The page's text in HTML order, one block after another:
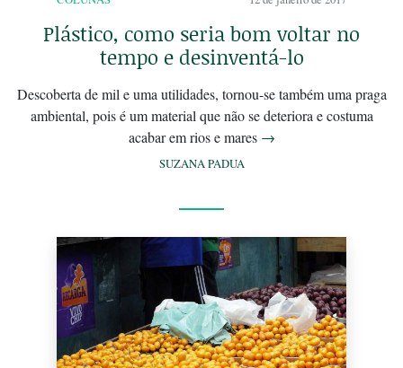
Plástico, como seria bom voltar no
tempo e desinventá-lo
Descoberta de mil e uma utilidades, tornou-se também uma praga
ambiental, pois é um material que não se deteriora e costuma
acabar em rios e mares →
SUZANA PADUA